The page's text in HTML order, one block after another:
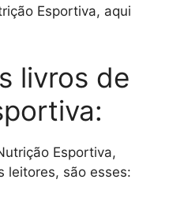
Esportiva, aqui
livros de
Esportiva,
leitores, são esses: